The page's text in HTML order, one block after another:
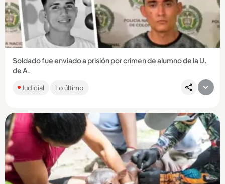
Compartir Noticia
Soldado fue enviado a prisión por crimen de alumno de la U.
de A.
Diego Esteban Raigoza Osorio habría llamado a la familia de la
víctima pidiendo dinero por información de su ubicación....
Judicial Lo último
Compartir Noticia